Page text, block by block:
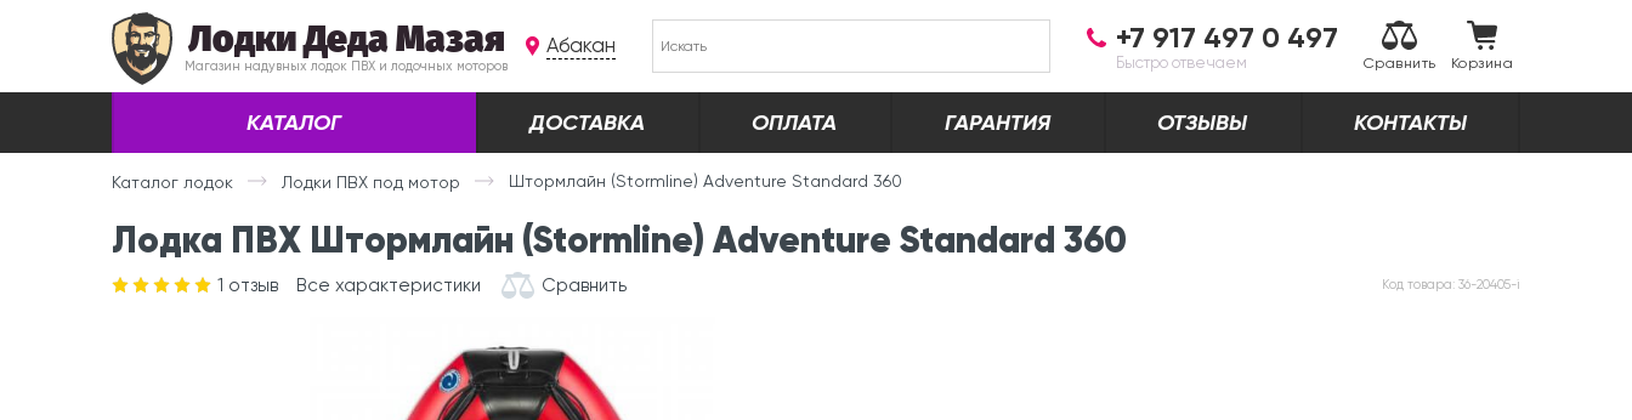
Лодки Деда Мазая
Магазин надувных лодок ПВХ и лодочных моторов
Абакан +7 917 497 0 497
Быстро отвечаем Сравнить Корзина
КАТАЛОГ ДОСТАВКА ОПЛАТА ГАРАНТИЯ ОТЗЫВЫ КОНТАКТЫ
Каталог лодок Лодки ПВХ под мотор Штормлайн (Stormline) Adventure Standard 360
Лодка ПВХ Штормлайн (Stormline) Adventure Standard 360
1 отзыв Все характеристики Сравнить Код товара: 36-20405-i